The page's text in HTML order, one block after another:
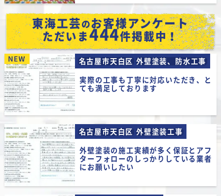
嬉しい口コミをありがとうございます！
ご近所での工事をキッカケにショールーム
へお越しいただきご縁をいただけたこと、
とても嬉しく思います。「すぐ決めちゃい
ました！」のお言葉も嬉しく、代表池田も
喜んでおります！職人の対応や仕上がりに
もご満足いただけたようで何よりです。こ
れからも「お願いしてよかった！」と思っ
ていただけるよう、スタッフ一同頑張って
まいります。
この度は東海工芸に外壁塗装、屋根塗装の
施工をお任せいただき誠にありがとうござ
いました。
★★★★★ 2026/07/26 ゆっさん様
東海工芸のお客様アンケート
ただいま444件掲載中！
名古屋市天白区 外壁塗装、防水工事
実際の工事も丁寧に対応いただき、と
ても満足しております
名古屋市天白区 外壁塗装工事
外壁塗装の施工実績が多く保証とアフ
ターフォローのしっかりしている業者
にお願いしたい